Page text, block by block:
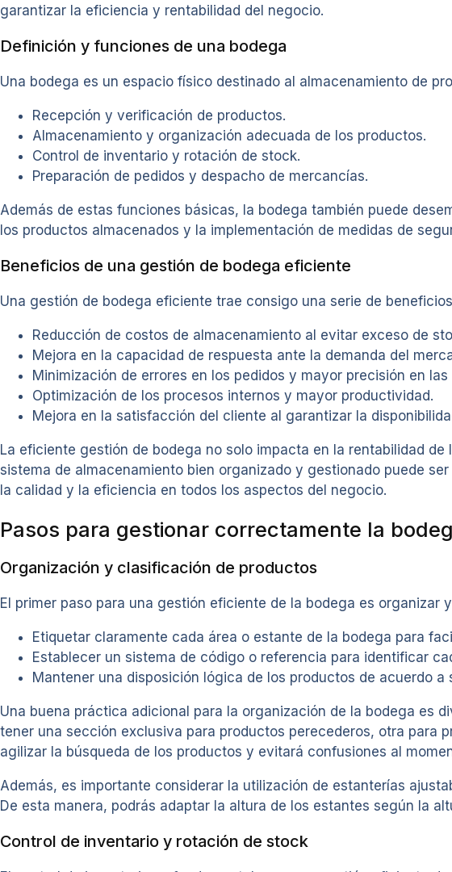
garantizar la eficiencia y rentabilidad del negocio.
Definición y funciones de una bodega
Una bodega es un espacio físico destinado al almacenamiento de
Recepción y verificación de productos.
Almacenamiento y organización adecuada de los productos.
Control de inventario y rotación de stock.
Preparación de pedidos y despacho de mercancías.
Además de estas funciones básicas, la bodega también puede
los productos almacenados y la implementación de medidas de
Beneficios de una gestión de bodega eficiente
Una gestión de bodega eficiente trae consigo una serie de
Reducción de costos de almacenamiento al evitar exceso de
Mejora en la capacidad de respuesta ante la demanda del
Minimización de errores en los pedidos y mayor precisión en las
Optimización de los procesos internos y mayor productividad.
Mejora en la satisfacción del cliente al garantizar la
La eficiente gestión de bodega no solo impacta en la rentabilidad
sistema de almacenamiento bien organizado y gestionado puede
la calidad y la eficiencia en todos los aspectos del negocio.
Pasos para gestionar correctamente la
Organización y clasificación de productos
El primer paso para una gestión eficiente de la bodega es
Etiquetar claramente cada área o estante de la bodega para
Establecer un sistema de código o referencia para identificar
Mantener una disposición lógica de los productos de acuerdo a
Una buena práctica adicional para la organización de la bodega es
tener una sección exclusiva para productos perecederos, otra para
agilizar la búsqueda de los productos y evitará confusiones al
Además, es importante considerar la utilización de estanterías
De esta manera, podrás adaptar la altura de los estantes según la
Control de inventario y rotación de stock